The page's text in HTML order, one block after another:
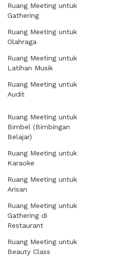
Ruang Meeting untuk
Gathering
Ruang Meeting untuk
Olahraga
Ruang Meeting untuk
Latihan Musik
Ruang Meeting untuk
Audit
Ruang Meeting untuk
Bimbel (Bimbingan
Belajar)
Ruang Meeting untuk
Karaoke
Ruang Meeting untuk
Arisan
Ruang Meeting untuk
Gathering di
Restaurant
Ruang Meeting untuk
Beauty Class